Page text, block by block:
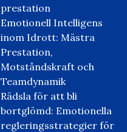
prestation
Emotionell Intelligens
inom Idrott: Mästra
Prestation,
Motståndskraft och
Teamdynamik
Rädsla för att bli
bortglömd: Emotionella
regleringsstrategier för